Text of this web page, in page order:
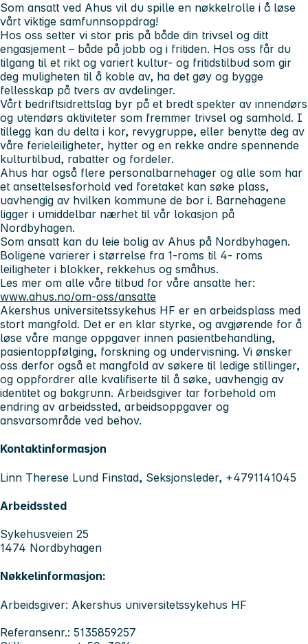
Som ansatt ved Ahus vil du spille en nøkkelrolle i å løse
vårt viktige samfunnsoppdrag!
Hos oss setter vi stor pris på både din trivsel og ditt
engasjement – både på jobb og i fritiden. Hos oss får du
tilgang til et rikt og variert kultur- og fritidstilbud som gir
deg muligheten til å koble av, ha det gøy og bygge
fellesskap på tvers av avdelinger.
Vårt bedriftsidrettslag byr på et bredt spekter av innendørs
og utendørs aktiviteter som fremmer trivsel og samhold. I
tillegg kan du delta i kor, revygruppe, eller benytte deg av
våre ferieleiligheter, hytter og en rekke andre spennende
kulturtilbud, rabatter og fordeler.
Ahus har også flere personalbarnehager og alle som har
et ansettelsesforhold ved foretaket kan søke plass,
uavhengig av hvilken kommune de bor i. Barnehagene
ligger i umiddelbar nærhet til vår lokasjon på
Nordbyhagen.
Som ansatt kan du leie bolig av Ahus på Nordbyhagen.
Boligene varierer i størrelse fra 1-roms til 4- roms
leiligheter i blokker, rekkehus og småhus.
Les mer om alle våre tilbud for våre ansatte her:
www.ahus.no/om-oss/ansatte
Akershus universitetssykehus HF er en arbeidsplass med
stort mangfold. Det er en klar styrke, og avgjørende for å
løse våre mange oppgaver innen pasientbehandling,
pasientoppfølging, forskning og undervisning. Vi ønsker
oss derfor også et mangfold av søkere til ledige stillinger,
og oppfordrer alle kvalifiserte til å søke, uavhengig av
identitet og bakgrunn. Arbeidsgiver tar forbehold om
endring av arbeidssted, arbeidsoppgaver og
ansvarsområde ved behov.
Kontaktinformasjon
Linn Therese Lund Finstad, Seksjonsleder, +4791141045
Arbeidssted
Sykehusveien 25
1474 Nordbyhagen
Nøkkelinformasjon:
Arbeidsgiver: Akershus universitetssykehus HF
Referansenr.: 5135859257